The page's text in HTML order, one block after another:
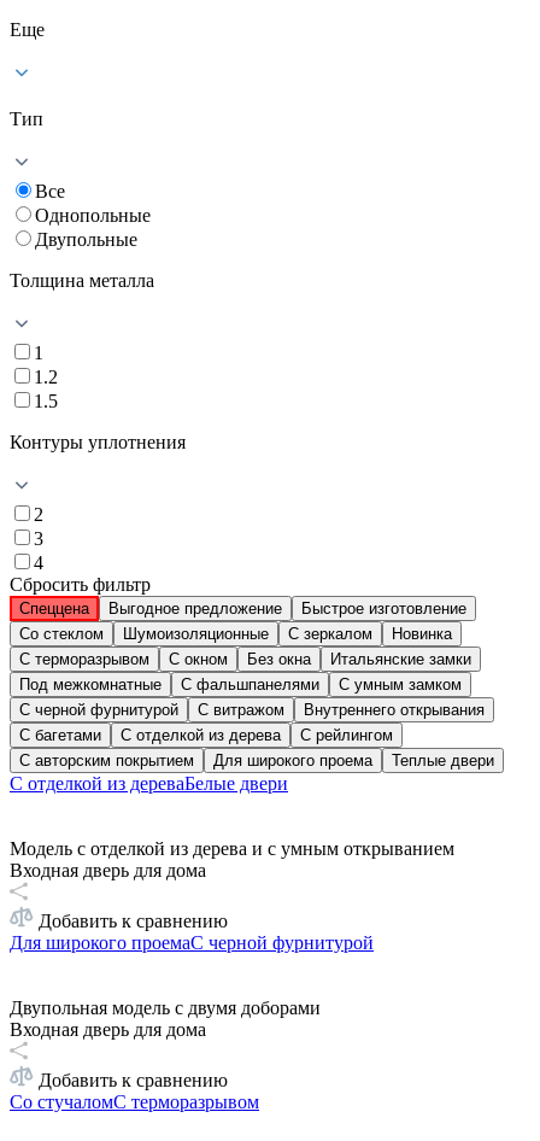
Еще
Тип
Все
Однопольные
Двупольные
Толщина металла
1
1.2
1.5
Контуры уплотнения
2
3
4
Сбросить фильтр
Спеццена Выгодное предложение
Быстрое изготовление
Со стеклом
Шумоизоляционные С зеркалом
Новинка
С терморазрывом
С окном Без окна
Итальянские замки
Под межкомнатные
С фальшпанелями
С умным замком
С черной фурнитурой
С витражом
Внутреннего открывания
С багетами
С отделкой из дерева
С рейлингом
С авторским покрытием
Для широкого проема Теплые двери
С отделкой из дереваБелые двери
Модель с отделкой из дерева и с умным открыванием
Входная дверь для дома
Добавить к сравнению
Для широкого проемаС черной фурнитурой
Двупольная модель с двумя доборами
Входная дверь для дома
Добавить к сравнению
Со стучаломС терморазрывом